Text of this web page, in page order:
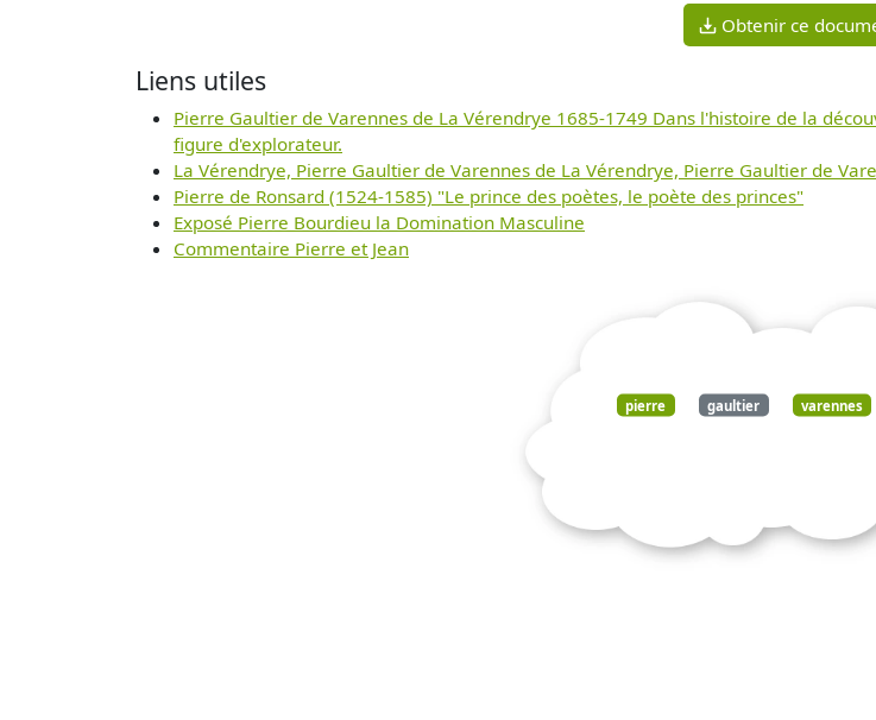
Obtenir ce
Liens utiles
Pierre Gaultier de Varennes de La Vérendrye 1685-1749 Dans l'histoire de la
figure d'explorateur.
La Vérendrye, Pierre Gaultier de Varennes de La Vérendrye, Pierre Gaultier de
Pierre de Ronsard (1524-1585) "Le prince des poètes, le poète des princes"
Exposé Pierre Bourdieu la Domination Masculine
Commentaire Pierre et Jean
pierre gaultier varennes